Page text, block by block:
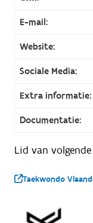
E-mail:
Website:
Sociale Media:
Extra informatie:
Documentatie:
Lid van
Taekwondo